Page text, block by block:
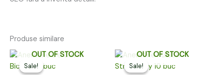
Produse similare
Sale!
OUT OF STOCK
Sale!
Prețul
inițial
a
Prețul
Sale!
OUT OF STOCK
Sale!
Prețul
inițial
a
Prețul
este: